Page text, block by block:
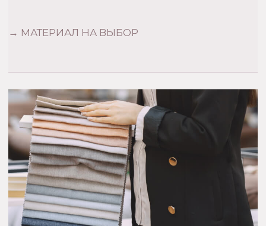
Беспроцентная рассрочка от